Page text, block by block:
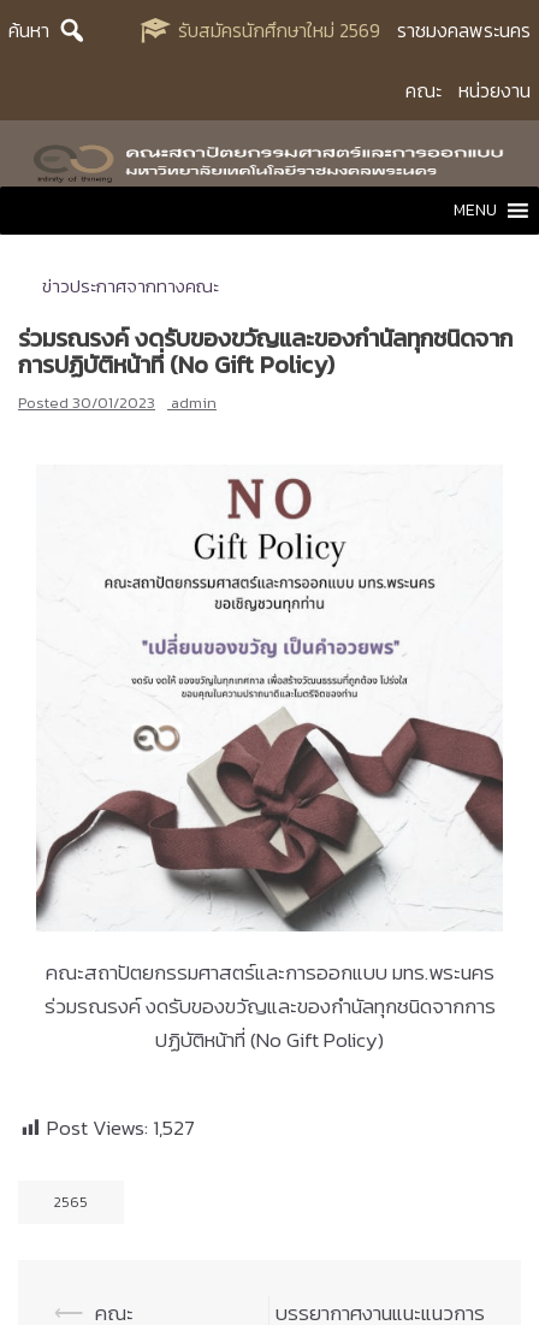
Skipค้นหา รับสมัครนักศึกษาใหม่ 2569 ราชมงคลพระนคร
คณะ หน่วยงาน
MENU
ข่าวประกาศจากทางคณะ
ร่วมรณรงค์ งดรับของขวัญและของกำนัลทุกชนิดจาก
การปฏิบัติหน้าที่ (No Gift Policy)
Posted 30/01/2023 admin
คณะสถาปัตยกรรมศาสตร์และการออกแบบ มทร.พระนคร
ร่วมรณรงค์ งดรับของขวัญและของกำนัลทุกชนิดจากการ
ปฏิบัติหน้าที่ (No Gift Policy)
Post Views: 1,527
2565
Post
⟵ คณะ
บรรยากาศงานแนะแนวการ